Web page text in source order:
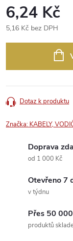
6,24 Kč
5,16 Kč bez DPH
Dotaz k produktu
Značka: KABELY,
Doprava
od 1 000 Kč
Otevřeno 7
v týdnu
Přes 50 000
produktů